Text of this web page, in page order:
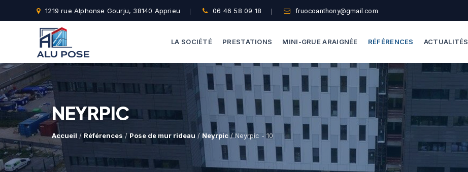
1219 rue Alphonse Gourju, 38140 Apprieu 06 46 58 09 18 fruocoanthony@gmail.com
LA SOCIÉTÉ PRESTATIONS
Dépannage Vitrages
Vitrine Magasin
Expertise Bris De Glace
Recherche De Fuite
MINI-GRUE ARAIGNÉE
Capacité De Levage
Nos Formules
RÉFÉRENCES ACTUALITÉS
NEYRPIC
Accueil / Références /Pose de mur rideau / Neyrpic/ Neyrpic - 10